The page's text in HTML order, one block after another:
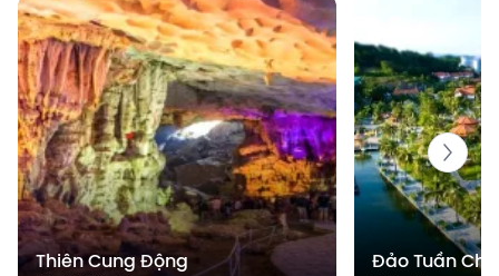
Thiên Cung Động Đảo Tuần